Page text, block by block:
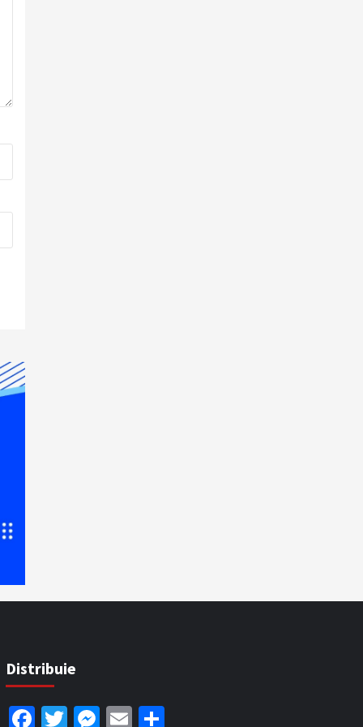
Distribuie
Facebook
Twitter
Messenger
EmailPartajează